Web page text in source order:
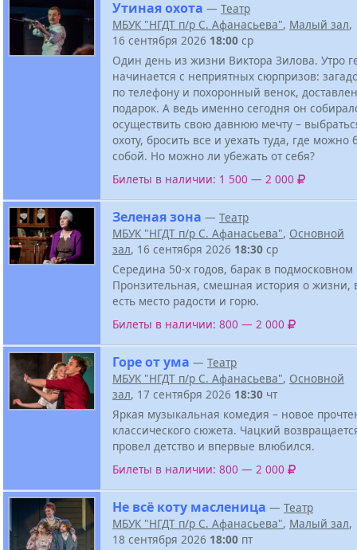
Утиная охота — Театр
МБУК "НГДТ п/р С. Афанасьева", Малый зал,
16 сентября 2026 18:00 ср
Один день из жизни Виктора Зилова. Утро
начинается с неприятных сюрпризов:
по телефону и похоронный венок,
подарок. А ведь именно сегодня он
осуществить свою давнюю мечту –
охоту, бросить все и уехать туда, где
собой. Но можно ли убежать от себя?
Билеты в наличии: 1 500 — 2 000
Зеленая зона — Театр
МБУК "НГДТ п/р С. Афанасьева", Основной
зал, 16 сентября 2026 18:30 ср
Середина 50-х годов, барак в подмосковном
Пронзительная, смешная история о жизни,
есть место радости и горю.
Билеты в наличии: 800 — 2 000
Горе от ума — Театр
МБУК "НГДТ п/р С. Афанасьева", Основной
зал, 17 сентября 2026 18:30 чт
Яркая музыкальная комедия – новое
классического сюжета. Чацкий
провел детство и впервые влюбился.
Билеты в наличии: 800 — 2 000
Не всё коту масленица — Театр
МБУК "НГДТ п/р С. Афанасьева", Малый зал,
18 сентября 2026 18:00 пт